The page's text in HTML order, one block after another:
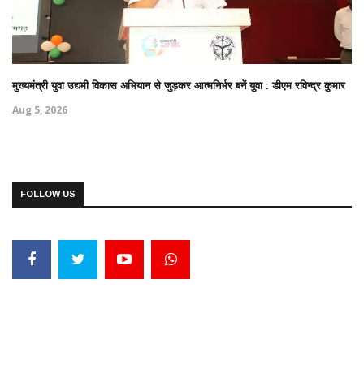
मुख्यमंत्री युवा उद्यमी विकास अभियान से जुड़कर आत्मनिर्भर बनें युवा : डीएम रविन्द्र कुमार
Aug 5, 2026
FOLLOW US